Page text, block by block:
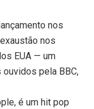
nos
nos
EUA — um
pela BBC,
é um hit pop